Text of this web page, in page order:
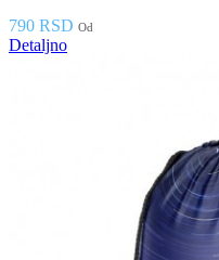
790 RSD Od
Detaljno